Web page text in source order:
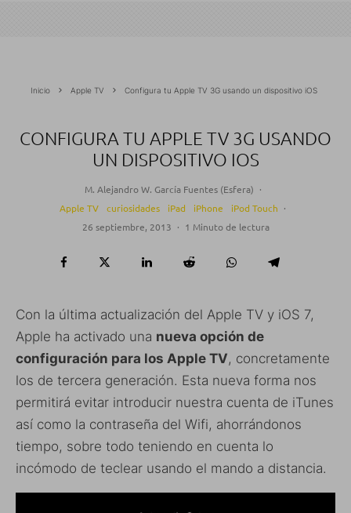
Inicio Apple TV Configura tu Apple TV 3G usando un dispositivo iOS
CONFIGURA TU APPLE TV 3G USANDO
UN DISPOSITIVO IOS
M. Alejandro W. García Fuentes (Esfera) ·
Apple TV
curiosidades iPad iPhone iPod Touch ·
26 septiembre, 2013 · 1 Minuto de lectura
Con la última actualización del Apple TV y iOS 7,
Apple ha activado una nueva opción de
configuración para los Apple TV, concretamente
los de tercera generación. Esta nueva forma nos
permitirá evitar introducir nuestra cuenta de iTunes
así como la contraseña del Wifi, ahorrándonos
tiempo, sobre todo teniendo en cuenta lo
incómodo de teclear usando el mando a distancia.